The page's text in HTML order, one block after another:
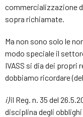
commercializzazione
sopra richiamate.
Ma non sono solo le
modo speciale il
IVASS si dia dei propri
dobbiamo ricordare
i)il Reg. n. 35 del
disciplina degli